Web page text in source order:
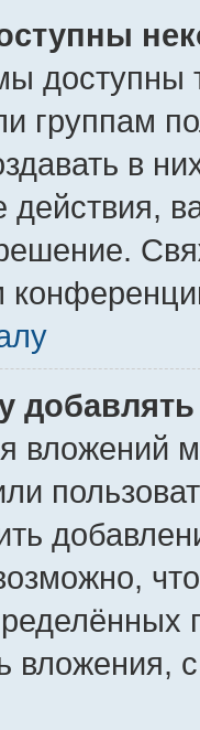
доступны
группам
в
действия,
вложений
вложения,